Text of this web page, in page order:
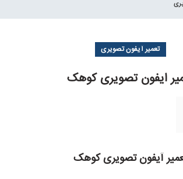
تعمیر آیفون تصویری
ایفون تصویری کوهک
آیفون تصویری کوهک